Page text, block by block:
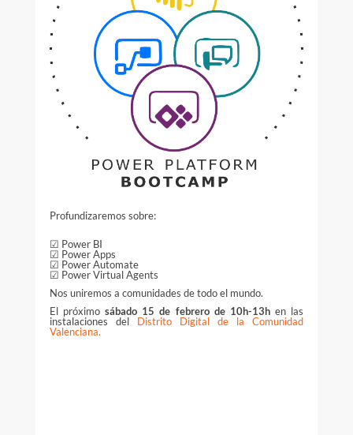
Profundizaremos sobre:
☑ Power BI
☑ Power Apps
☑ Power Automate
☑ Power Virtual Agents
Nos uniremos a comunidades de todo el mundo.
El próximosábado 15 de febrero de 10h-13hen las
instalaciones del Distrito Digital de la Comunidad
Valenciana.